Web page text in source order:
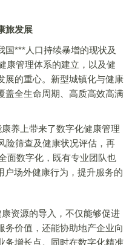
旅发展
***人口持续暴增的现状及
康管理体系的建立，以及健
展的重心。新型城镇化与健康
盖全生命周期、高质高效高满
养上带来了数字化健康管理
险筛查及健康状况评估，再
面数字化，既有专业团队也
户场外健康行为，提升服务的
资源的导入，不仅能够促进
务价值，还能协助地产企业向
务增长点。同时在数字化精准